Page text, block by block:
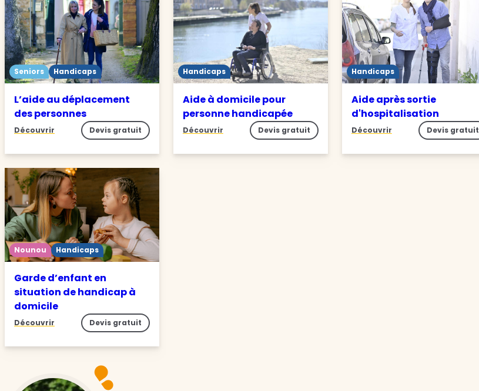
Seniors Handicaps
L’aide au déplacement
des personnes
Découvrir Devis gratuit
Handicaps
Aide à domicile pour
personne handicapée
Découvrir Devis gratuit
Handicaps
Aide après sortie
d'hospitalisation
Découvrir Devis gratuit
Nounou Handicaps
Garde d’enfant en
situation de handicap à
domicile
Découvrir Devis gratuit